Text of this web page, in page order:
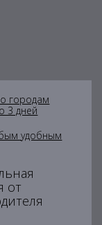
городам
3 дней
удобным
от